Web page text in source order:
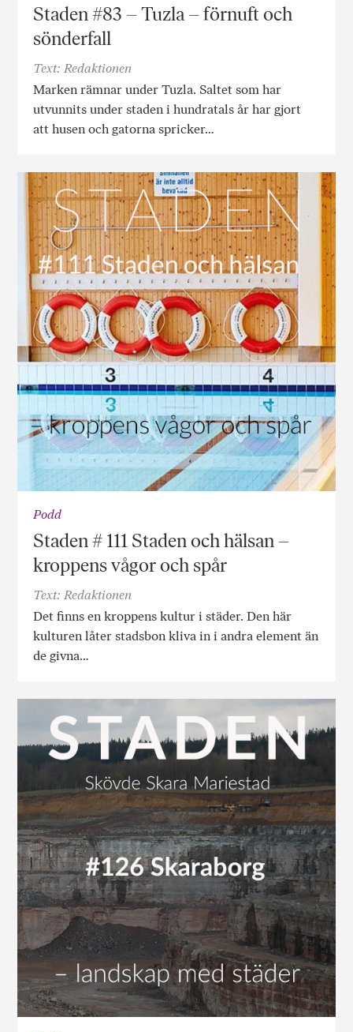
Staden #83 – Tuzla – förnuft och
sönderfall
Text: Redaktionen
Marken rämnar under Tuzla. Saltet som har
utvunnits under staden i hundratals år har gjort
att husen och gatorna spricker…
Podd
Staden # 111 Staden och hälsan –
kroppens vågor och spår
Text: Redaktionen
Det finns en kroppens kultur i städer. Den här
kulturen låter stadsbon kliva in i andra element än
de givna…